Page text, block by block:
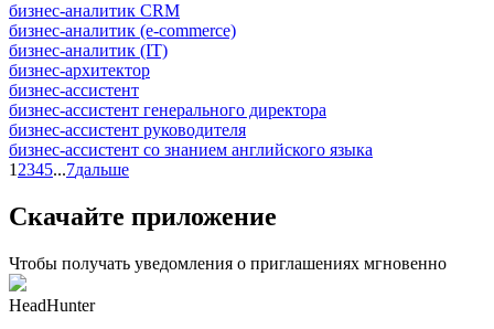
бизнес-аналитик CRM
бизнес-аналитик (e-commerce)
бизнес-аналитик (IT)
бизнес-архитектор
бизнес-ассистент
бизнес-ассистент генерального директора
бизнес-ассистент руководителя
бизнес-ассистент со знанием английского языка
1 2345...7дальше
Скачайте приложение
Чтобы получать уведомления о приглашениях мгновенно
HeadHunter